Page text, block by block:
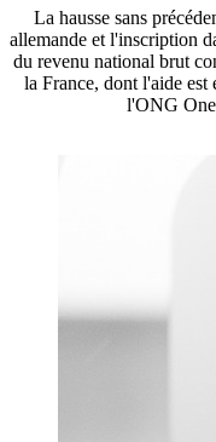
La hausse sans
allemande et l'inscription
du revenu national brut
la France, dont l'aide est
l'ONG